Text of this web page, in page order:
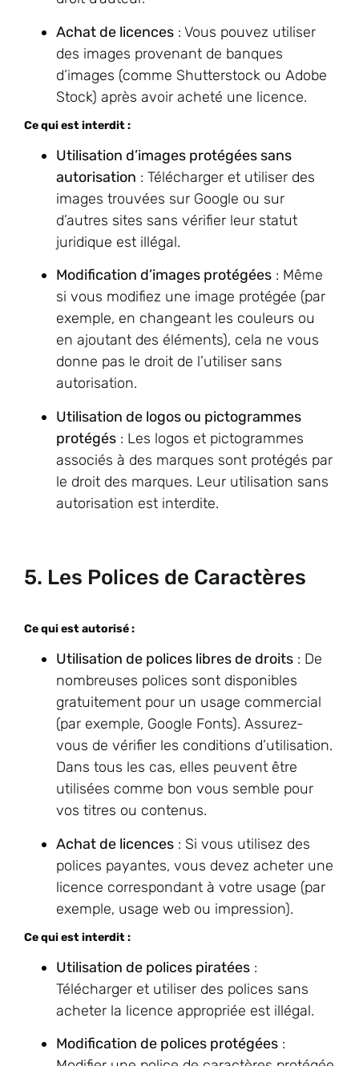
Achat de licences : Vous pouvez utiliser
des images provenant de banques
d’images (comme Shutterstock ou Adobe
Stock) après avoir acheté une licence.
Ce qui est interdit :
Utilisation d’images protégées sans
autorisation : Télécharger et utiliser des
images trouvées sur Google ou sur
d’autres sites sans vérifier leur statut
juridique est illégal.
Modification d’images protégées : Même
si vous modifiez une image protégée (par
exemple, en changeant les couleurs ou
en ajoutant des éléments), cela ne vous
donne pas le droit de l’utiliser sans
autorisation.
Utilisation de logos ou pictogrammes
protégés : Les logos et pictogrammes
associés à des marques sont protégés par
le droit des marques. Leur utilisation sans
autorisation est interdite.
5. Les Polices de Caractères
Ce qui est autorisé :
Utilisation de polices libres de droits : De
nombreuses polices sont disponibles
gratuitement pour un usage commercial
(par exemple, Google Fonts). Assurez-
vous de vérifier les conditions d’utilisation.
Dans tous les cas, elles peuvent être
utilisées comme bon vous semble pour
vos titres ou contenus.
Achat de licences : Si vous utilisez des
polices payantes, vous devez acheter une
licence correspondant à votre usage (par
exemple, usage web ou impression).
Ce qui est interdit :
Utilisation de polices piratées :
Télécharger et utiliser des polices sans
acheter la licence appropriée est illégal.
Modification de polices protégées :